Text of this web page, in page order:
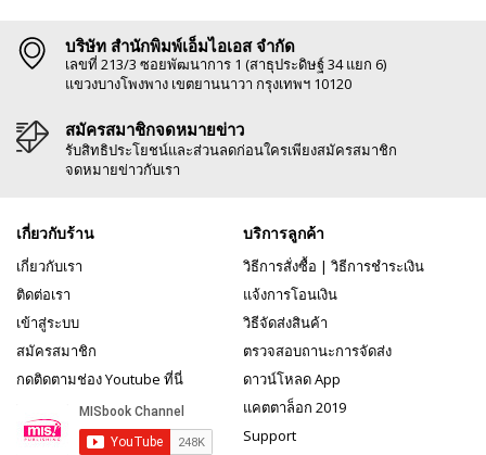
บริษัท สำนักพิมพ์เอ็มไอเอส จำกัด
เลขที่ 213/3 ซอยพัฒนาการ 1 (สาธุประดิษฐ์ 34 แยก 6)
แขวงบางโพงพาง เขตยานนาวา กรุงเทพฯ 10120
สมัครสมาชิกจดหมายข่าว
รับสิทธิประโยชน์และส่วนลดก่อนใครเพียงสมัครสมาชิก
จดหมายข่าวกับเรา
เกี่ยวกับร้าน
เกี่ยวกับเรา
ติดต่อเรา
เข้าสู่ระบบ
สมัครสมาชิก
กดติดตามช่อง Youtube ที่นี่
บริการลูกค้า
วิธีการสั่งซื้อ | วิธีการชำระเงิน
แจ้งการโอนเงิน
วิธีจัดส่งสินค้า
ตรวจสอบถานะการจัดส่ง
ดาวน์โหลด App
แคตตาล็อก 2019
Support